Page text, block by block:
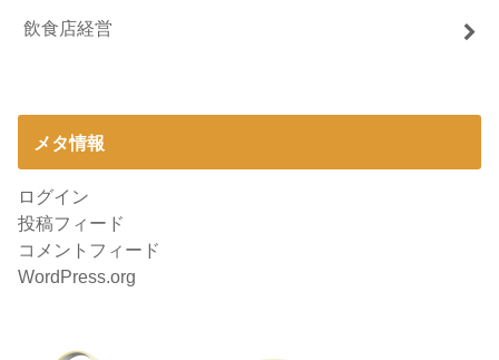
飲食店経営
メタ情報
ログイン
投稿フィード
コメントフィード
WordPress.org